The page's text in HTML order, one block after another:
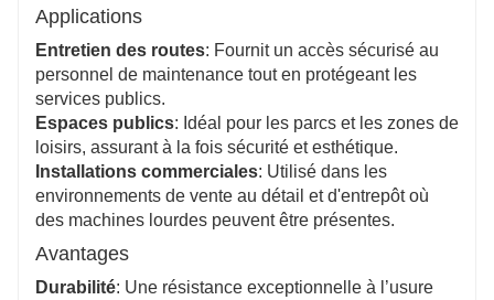
Applications
Entretien des routes: Fournit un accès sécurisé au
personnel de maintenance tout en protégeant les
services publics.
Espaces publics: Idéal pour les parcs et les zones de
loisirs, assurant à la fois sécurité et esthétique.
Installations commerciales: Utilisé dans les
environnements de vente au détail et d'entrepôt où
des machines lourdes peuvent être présentes.
Avantages
Durabilité: Une résistance exceptionnelle à l’usure